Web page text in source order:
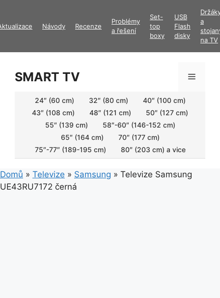
obsah
Návody Recenze
Problémy
a řešení
Set-
top
boxy
USB
Flash
disky
a
na TV
SMART TV Menu
24″ (60 cm) 32″ (80 cm)
40″ (100 cm)
43″ (108 cm)
48″ (121 cm)
50″ (127 cm)
55″ (139 cm)
58″-60″ (146-152 cm)
65″ (164 cm)
70″ (177 cm)
75″-77″ (189-195 cm)
80″ (203 cm) a vice
Domů » Televize » Samsung » Televize Samsung
UE43RU7172 černá